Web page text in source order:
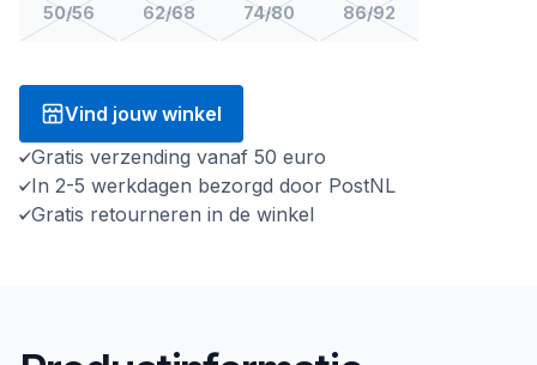
50/56 62/68 74/80 86/92
Vind jouw winkel
Gratis verzending vanaf 50 euro
In 2-5 werkdagen bezorgd door PostNL
Gratis retourneren in de winkel